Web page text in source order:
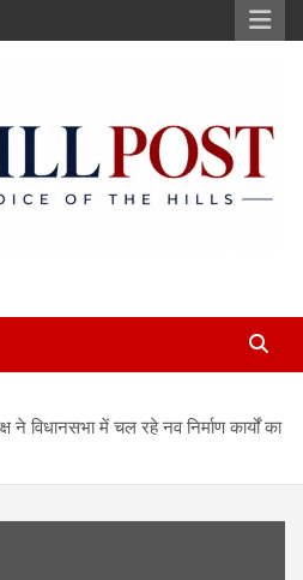
ने विधानसभा में चल रहे नव निर्माण कार्यों का